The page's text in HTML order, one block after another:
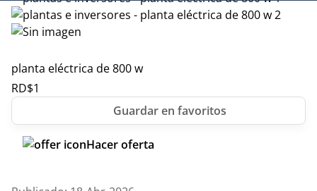
planta eléctrica de 800 w
RD$1
Hacer oferta